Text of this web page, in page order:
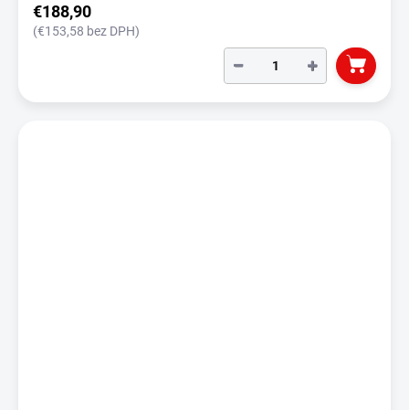
€188,90
(€153,58 bez DPH)
+
−